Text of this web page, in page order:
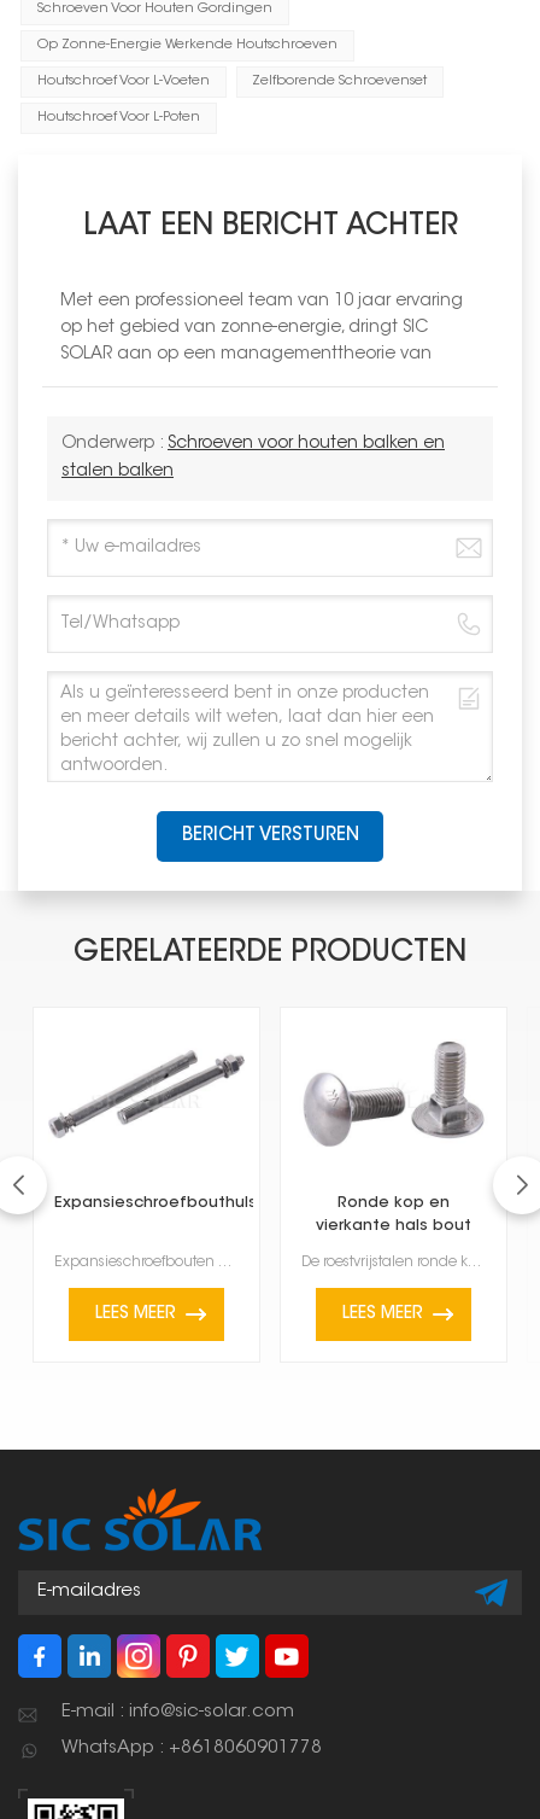
Schroeven Voor Houten Gordingen
Op Zonne-Energie Werkende Houtschroeven
Houtschroef Voor L-Voeten Zelfborende Schroevenset
Houtschroef Voor L-Poten
LAAT EEN BERICHT ACHTER
Met een professioneel team van 10 jaar ervaring
op het gebied van zonne-energie, dringt SIC
SOLAR aan op een managementtheorie van
Onderwerp : Schroeven voor houten balken en
stalen balken
BERICHT VERSTUREN
GERELATEERDE PRODUCTEN
Expansieschroefbouthulsankerbevestiging
Expansieschroefbouten met hulsankers zijn zeer veelzijdig en robuust. Ze zijn ontworpen om superstev...
LEES MEER
Ronde kop en
vierkante hals bout
De roestvrijstalen ronde kop met vierkante hals is een specifiek type bevestigingsmiddel dat je vaak...
LEES MEER
E-mail : info@sic-solar.com
WhatsApp : +8618060901778